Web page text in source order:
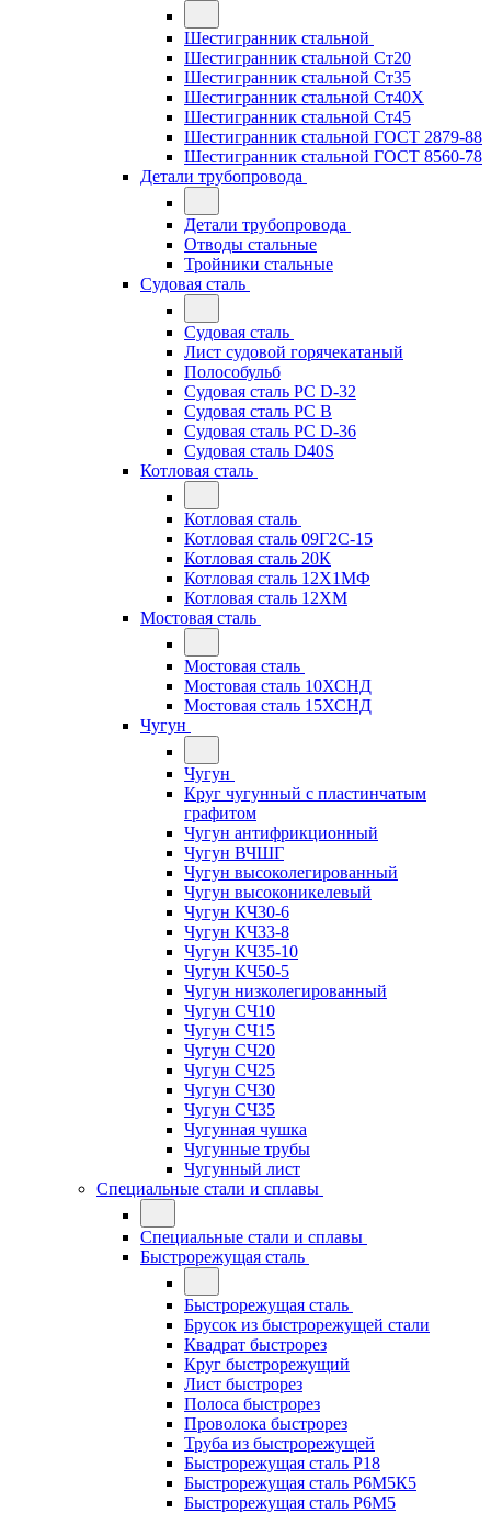
Шестигранник стальной
Шестигранник стальной Ст20
Шестигранник стальной Ст35
Шестигранник стальной Ст40Х
Шестигранник стальной Ст45
Шестигранник стальной ГОСТ 2879-88
Шестигранник стальной ГОСТ 8560-78
Детали трубопровода
Детали трубопровода
Отводы стальные
Тройники стальные
Судовая сталь
Судовая сталь
Лист судовой горячекатаный
Полособульб
Судовая сталь РС D-32
Судовая сталь РС В
Судовая сталь РС D-36
Судовая сталь D40S
Котловая сталь
Котловая сталь
Котловая сталь 09Г2С-15
Котловая сталь 20К
Котловая сталь 12Х1МФ
Котловая сталь 12ХМ
Мостовая сталь
Мостовая сталь
Мостовая сталь 10ХСНД
Мостовая сталь 15ХСНД
Чугун
Чугун
Круг чугунный с пластинчатым
графитом
Чугун антифрикционный
Чугун ВЧШГ
Чугун высоколегированный
Чугун высоконикелевый
Чугун КЧ30-6
Чугун КЧ33-8
Чугун КЧ35-10
Чугун КЧ50-5
Чугун низколегированный
Чугун СЧ10
Чугун СЧ15
Чугун СЧ20
Чугун СЧ25
Чугун СЧ30
Чугун СЧ35
Чугунная чушка
Чугунные трубы
Чугунный лист
Специальные стали и сплавы
Специальные стали и сплавы
Быстрорежущая сталь
Быстрорежущая сталь
Брусок из быстрорежущей стали
Квадрат быстрорез
Круг быстрорежущий
Лист быстрорез
Полоса быстрорез
Проволока быстрорез
Труба из быстрорежущей
Быстрорежущая сталь Р18
Быстрорежущая сталь Р6М5К5
Быстрорежущая сталь Р6М5